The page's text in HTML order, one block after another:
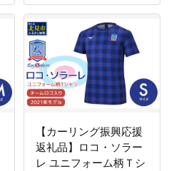
【カーリング振興応援
返礼品】ロコ・ソラー
レ ユニフォーム柄Ｔシ